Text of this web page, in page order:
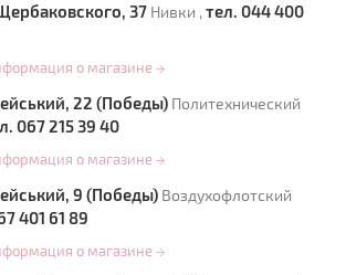
37 Нивки , тел. 044 400
о магазине →
22 (Победы) Политехнический
067 215 39 40
о магазине →
9 (Победы) Воздухофлотский
401 61 89
о магазине →